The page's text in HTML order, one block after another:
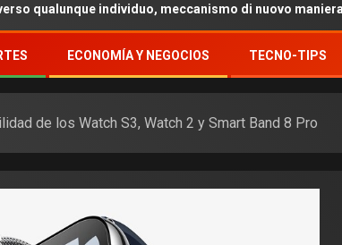
individuo, meccanismo di nuovo maniera di deposito
ECONOMÍA Y NEGOCIOS TECNO-TIPS
de los Watch S3, Watch 2 y Smart Band 8 Pro